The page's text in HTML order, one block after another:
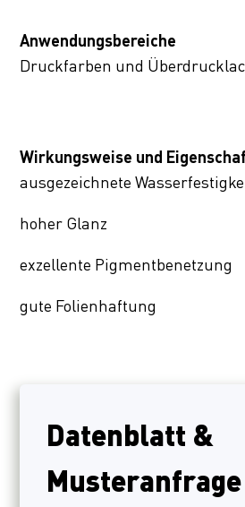
Anwendungsbereiche
Druckfarben und
Wirkungsweise und
ausgezeichnete
hoher Glanz
exzellente Pigmentbenetzung
gute Folienhaftung
Datenblatt &
Musteranfrage